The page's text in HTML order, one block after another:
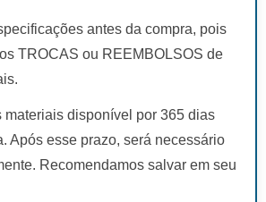
antes da compra, pois
TROCAS ou REEMBOLSOS de
materiais disponível por 365 dias
Após esse prazo, será necessário
Recomendamos salvar em seu